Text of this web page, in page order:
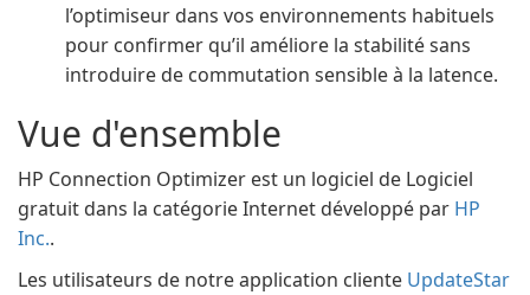
l’optimiseur dans vos environnements habituels
pour confirmer qu’il améliore la stabilité sans
introduire de commutation sensible à la latence.
Vue d'ensemble
HP Connection Optimizer est un logiciel de Logiciel
gratuit dans la catégorie Internet développé par HP
Inc..
Les utilisateurs de notre application cliente UpdateStar